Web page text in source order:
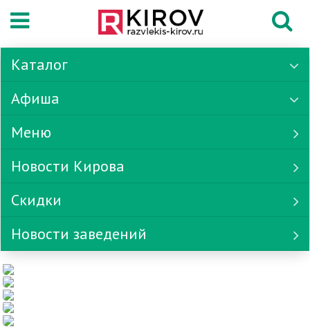
Каталог
Афиша
Меню
Новости Кирова
Скидки
Новости заведений